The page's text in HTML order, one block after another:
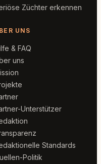
Züchter erkennen
UNS
& FAQ
uns
Unterstützer
Standards
Politik